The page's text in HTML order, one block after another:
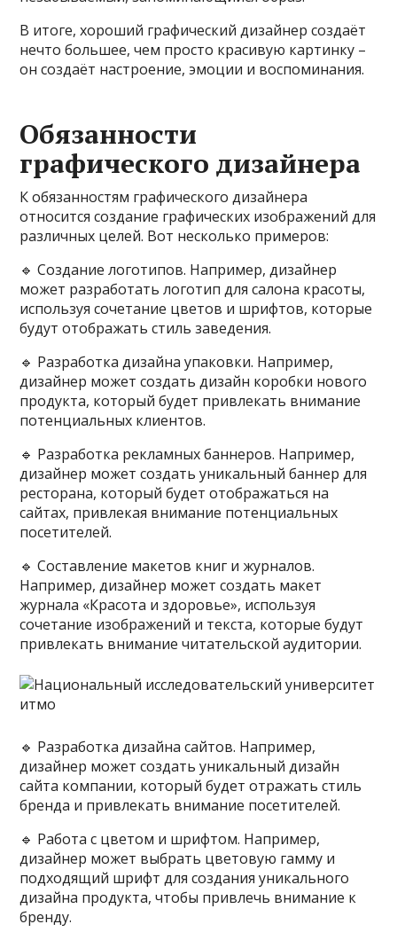
В итоге, хороший графический дизайнер создаёт
нечто большее, чем просто красивую картинку –
он создаёт настроение, эмоции и воспоминания.
Обязанности
графического дизайнера
К обязанностям графического дизайнера
относится создание графических изображений для
различных целей. Вот несколько примеров:
🔹️ Создание логотипов. Например, дизайнер
может разработать логотип для салона красоты,
используя сочетание цветов и шрифтов, которые
будут отображать стиль заведения.
🔹️ Разработка дизайна упаковки. Например,
дизайнер может создать дизайн коробки нового
продукта, который будет привлекать внимание
потенциальных клиентов.
🔹️ Разработка рекламных баннеров. Например,
дизайнер может создать уникальный баннер для
ресторана, который будет отображаться на
сайтах, привлекая внимание потенциальных
посетителей.
🔹️ Составление макетов книг и журналов.
Например, дизайнер может создать макет
журнала «Красота и здоровье», используя
сочетание изображений и текста, которые будут
привлекать внимание читательской аудитории.
🔹️ Разработка дизайна сайтов. Например,
дизайнер может создать уникальный дизайн
сайта компании, который будет отражать стиль
бренда и привлекать внимание посетителей.
🔹️ Работа с цветом и шрифтом. Например,
дизайнер может выбрать цветовую гамму и
подходящий шрифт для создания уникального
дизайна продукта, чтобы привлечь внимание к
бренду.